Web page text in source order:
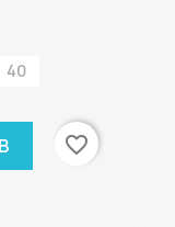
40
favorite_border